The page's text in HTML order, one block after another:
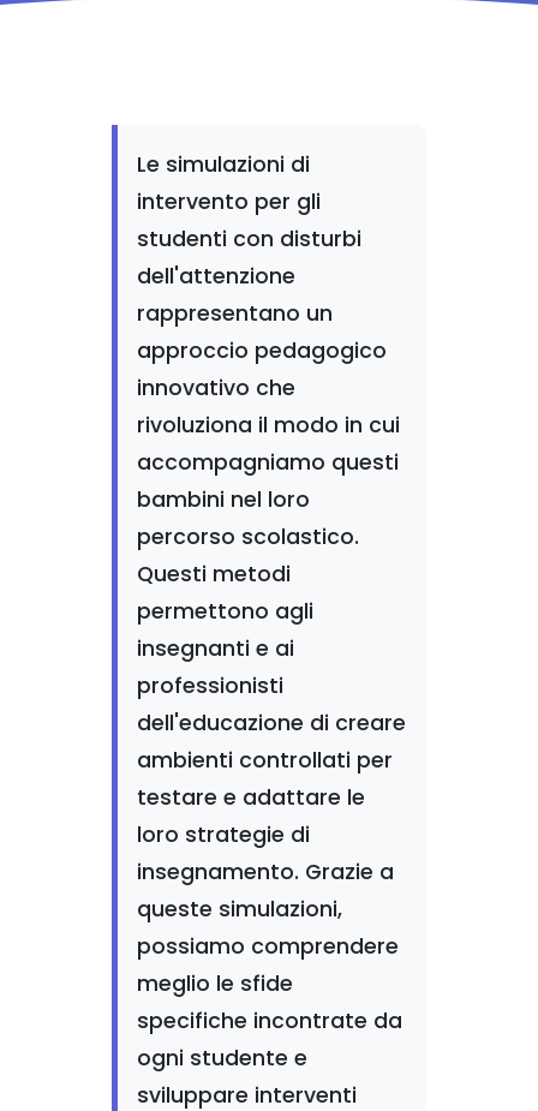
Le simulazioni di
intervento per gli
studenti con disturbi
dell'attenzione
rappresentano un
approccio pedagogico
innovativo che
rivoluziona il modo in cui
accompagniamo questi
bambini nel loro
percorso scolastico.
Questi metodi
permettono agli
insegnanti e ai
professionisti
dell'educazione di creare
ambienti controllati per
testare e adattare le
loro strategie di
insegnamento. Grazie a
queste simulazioni,
possiamo comprendere
meglio le sfide
specifiche incontrate da
ogni studente e
sviluppare interventi